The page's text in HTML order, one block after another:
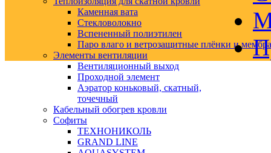
Каменная вата
Стекловолокно
Вспененный полиэтилен
Паро влаго и ветрозащитные плёнки и
Элементы вентиляции
Вентиляционный выход
Проходной элемент
Аэратор коньковый, скатный,
точечный
Кабельный обогрев кровли
Софиты
ТЕХНОНИКОЛЬ
GRAND LINE